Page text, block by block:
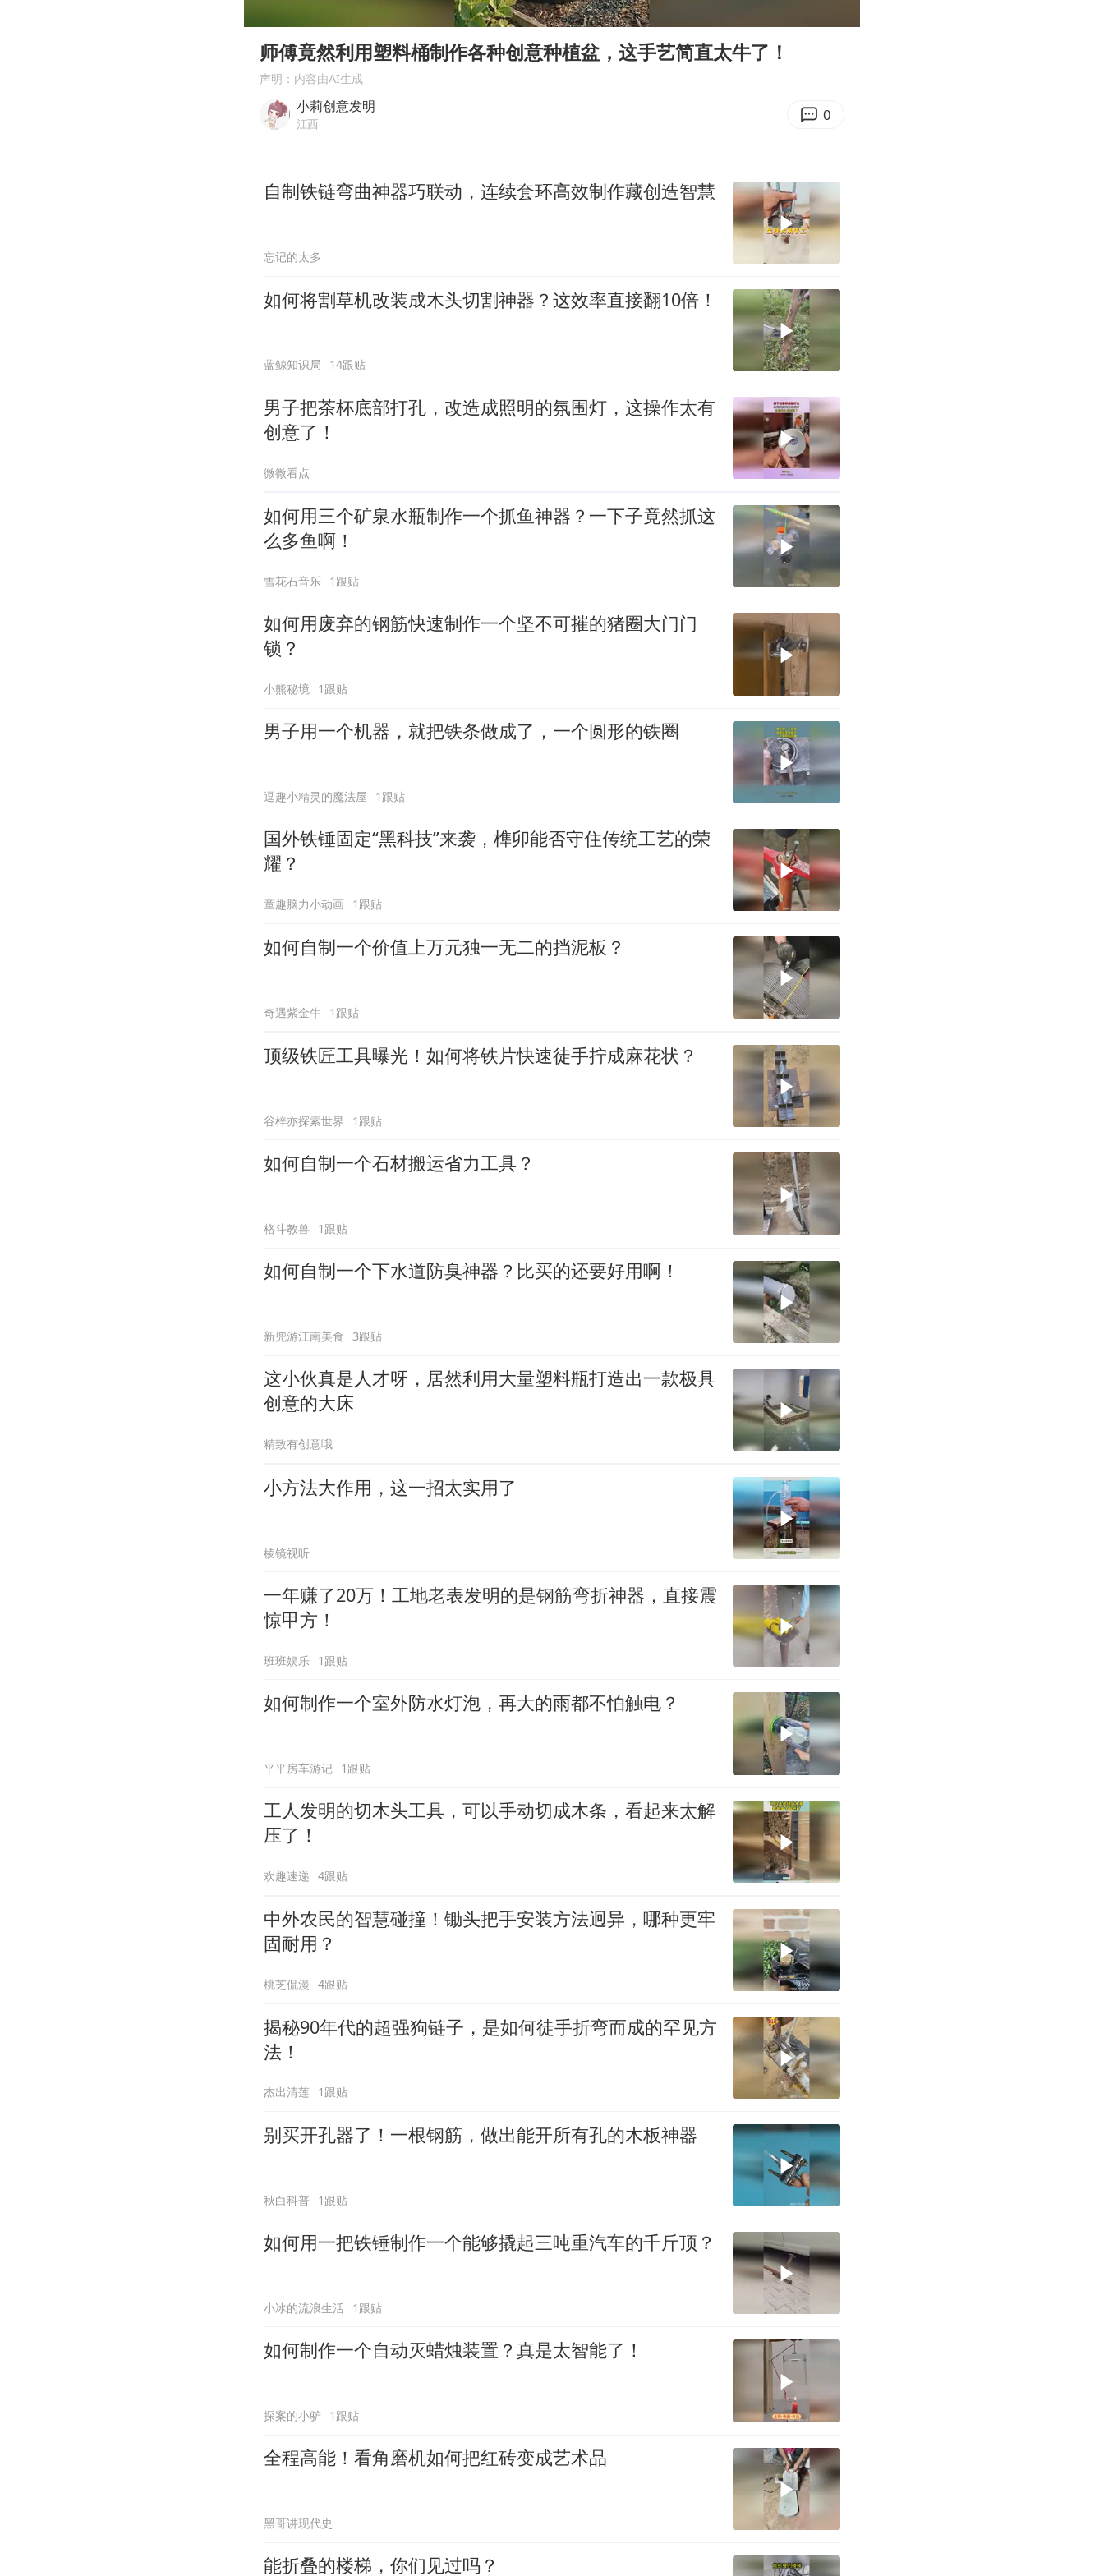
毛宁转发梯田音乐会视频海外网友赞叹
男子结婚8年发现3个女儿均非亲生
师傅竟然利用塑料桶制作各种创意种植盆，这手艺简直太牛了！
声明：内容由AI生成
小莉创意发明
江西 0
自制铁链弯曲神器巧联动，连续套环高效制作藏创造智慧
忘记的太多
如何将割草机改装成木头切割神器？这效率直接翻10倍！
蓝鲸知识局 14跟贴
男子把茶杯底部打孔，改造成照明的氛围灯，这操作太有
创意了！
微微看点
如何用三个矿泉水瓶制作一个抓鱼神器？一下子竟然抓这
么多鱼啊！
雪花石音乐 1跟贴
如何用废弃的钢筋快速制作一个坚不可摧的猪圈大门门
锁？
小熊秘境 1跟贴
男子用一个机器，就把铁条做成了，一个圆形的铁圈
逗趣小精灵的魔法屋 1跟贴
国外铁锤固定“黑科技”来袭，榫卯能否守住传统工艺的荣
耀？
童趣脑力小动画 1跟贴
如何自制一个价值上万元独一无二的挡泥板？
奇遇紫金牛 1跟贴
顶级铁匠工具曝光！如何将铁片快速徒手拧成麻花状？
谷梓亦探索世界 1跟贴
如何自制一个石材搬运省力工具？
格斗教兽 1跟贴
如何自制一个下水道防臭神器？比买的还要好用啊！
新兜游江南美食 3跟贴
这小伙真是人才呀，居然利用大量塑料瓶打造出一款极具
创意的大床
精致有创意哦
小方法大作用，这一招太实用了
棱镜视听
一年赚了20万！工地老表发明的是钢筋弯折神器，直接震
惊甲方！
班班娱乐 1跟贴
如何制作一个室外防水灯泡，再大的雨都不怕触电？
平平房车游记 1跟贴
工人发明的切木头工具，可以手动切成木条，看起来太解
压了！
欢趣速递 4跟贴
中外农民的智慧碰撞！锄头把手安装方法迥异，哪种更牢
固耐用？
桃芝侃漫 4跟贴
揭秘90年代的超强狗链子，是如何徒手折弯而成的罕见方
法！
杰出清莲 1跟贴
别买开孔器了！一根钢筋，做出能开所有孔的木板神器
秋白科普 1跟贴
如何用一把铁锤制作一个能够撬起三吨重汽车的千斤顶？
小冰的流浪生活 1跟贴
如何制作一个自动灭蜡烛装置？真是太智能了！
探案的小驴 1跟贴
全程高能！看角磨机如何把红砖变成艺术品
黑哥讲现代史
能折叠的楼梯，你们见过吗？